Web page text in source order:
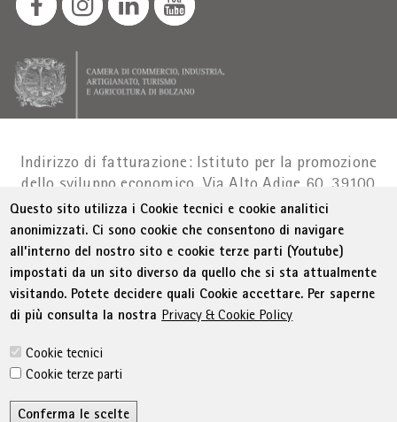
Indirizzo di fatturazione: Istituto per la promozione
dello sviluppo economico, Via Alto Adige 60, 39100
BolzanoPart. IVA 01716880214|administration-
as@bz.legalmail.camcom.it
Menu Footer
© WIFI Colophon Privacy
Condizioni generali
Dichiarazione sull'accessibilità
Sitemap
Amministrazione trasparente
Cookie Policy
Questo sito utilizza i Cookie tecnici e cookie analitici
anonimizzati. Ci sono cookie che consentono di navigare
all’interno del nostro sito e cookie terze parti (Youtube)
impostati da un sito diverso da quello che si sta attualmente
visitando. Potete decidere quali Cookie accettare. Per saperne
di più consulta la nostra Privacy & Cookie Policy
Cookie tecnici
Cookie terze parti
Conferma le scelte